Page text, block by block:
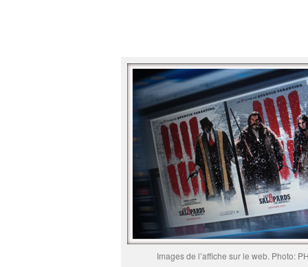
Images de l’affiche sur le web. Photo: